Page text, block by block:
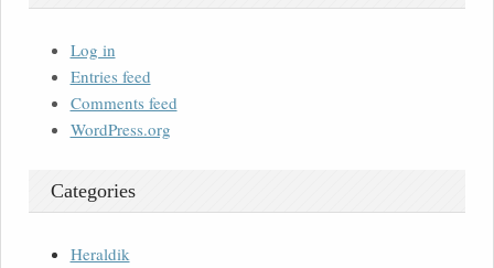
Log in
Entries feed
Comments feed
WordPress.org
Categories
Heraldik